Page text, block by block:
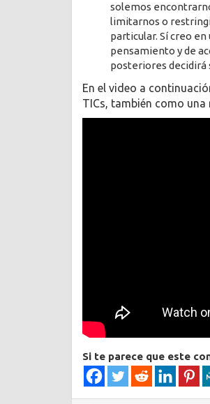
solemos
limitarnos o
particular. Sí creo
pensamiento y de
posteriores decidirá
En el video a
TICs, también como
Si te parece que este